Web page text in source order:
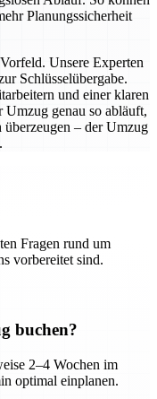
Planungssicherheit
Unsere Experten
Schlüsselübergabe.
und einer klaren
genau so abläuft,
überzeugen – der Umzug
Fragen rund um
vorbereitet sind.
buchen?
2–4 Wochen im
optimal einplanen.